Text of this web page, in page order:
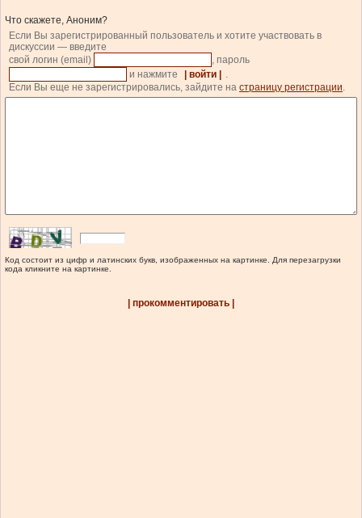
Что скажете, Аноним?
Если Вы зарегистрированный пользователь и хотите участвовать в
дискуссии — введите
свой логин (email)
, пароль
и нажмите
| войти |
.
Если Вы еще не зарегистрировались, зайдите на страницу регистрации.
Код состоит из цифр и латинских букв, изображенных на картинке. Для перезагрузки
кода кликните на картинке.
| прокомментировать |